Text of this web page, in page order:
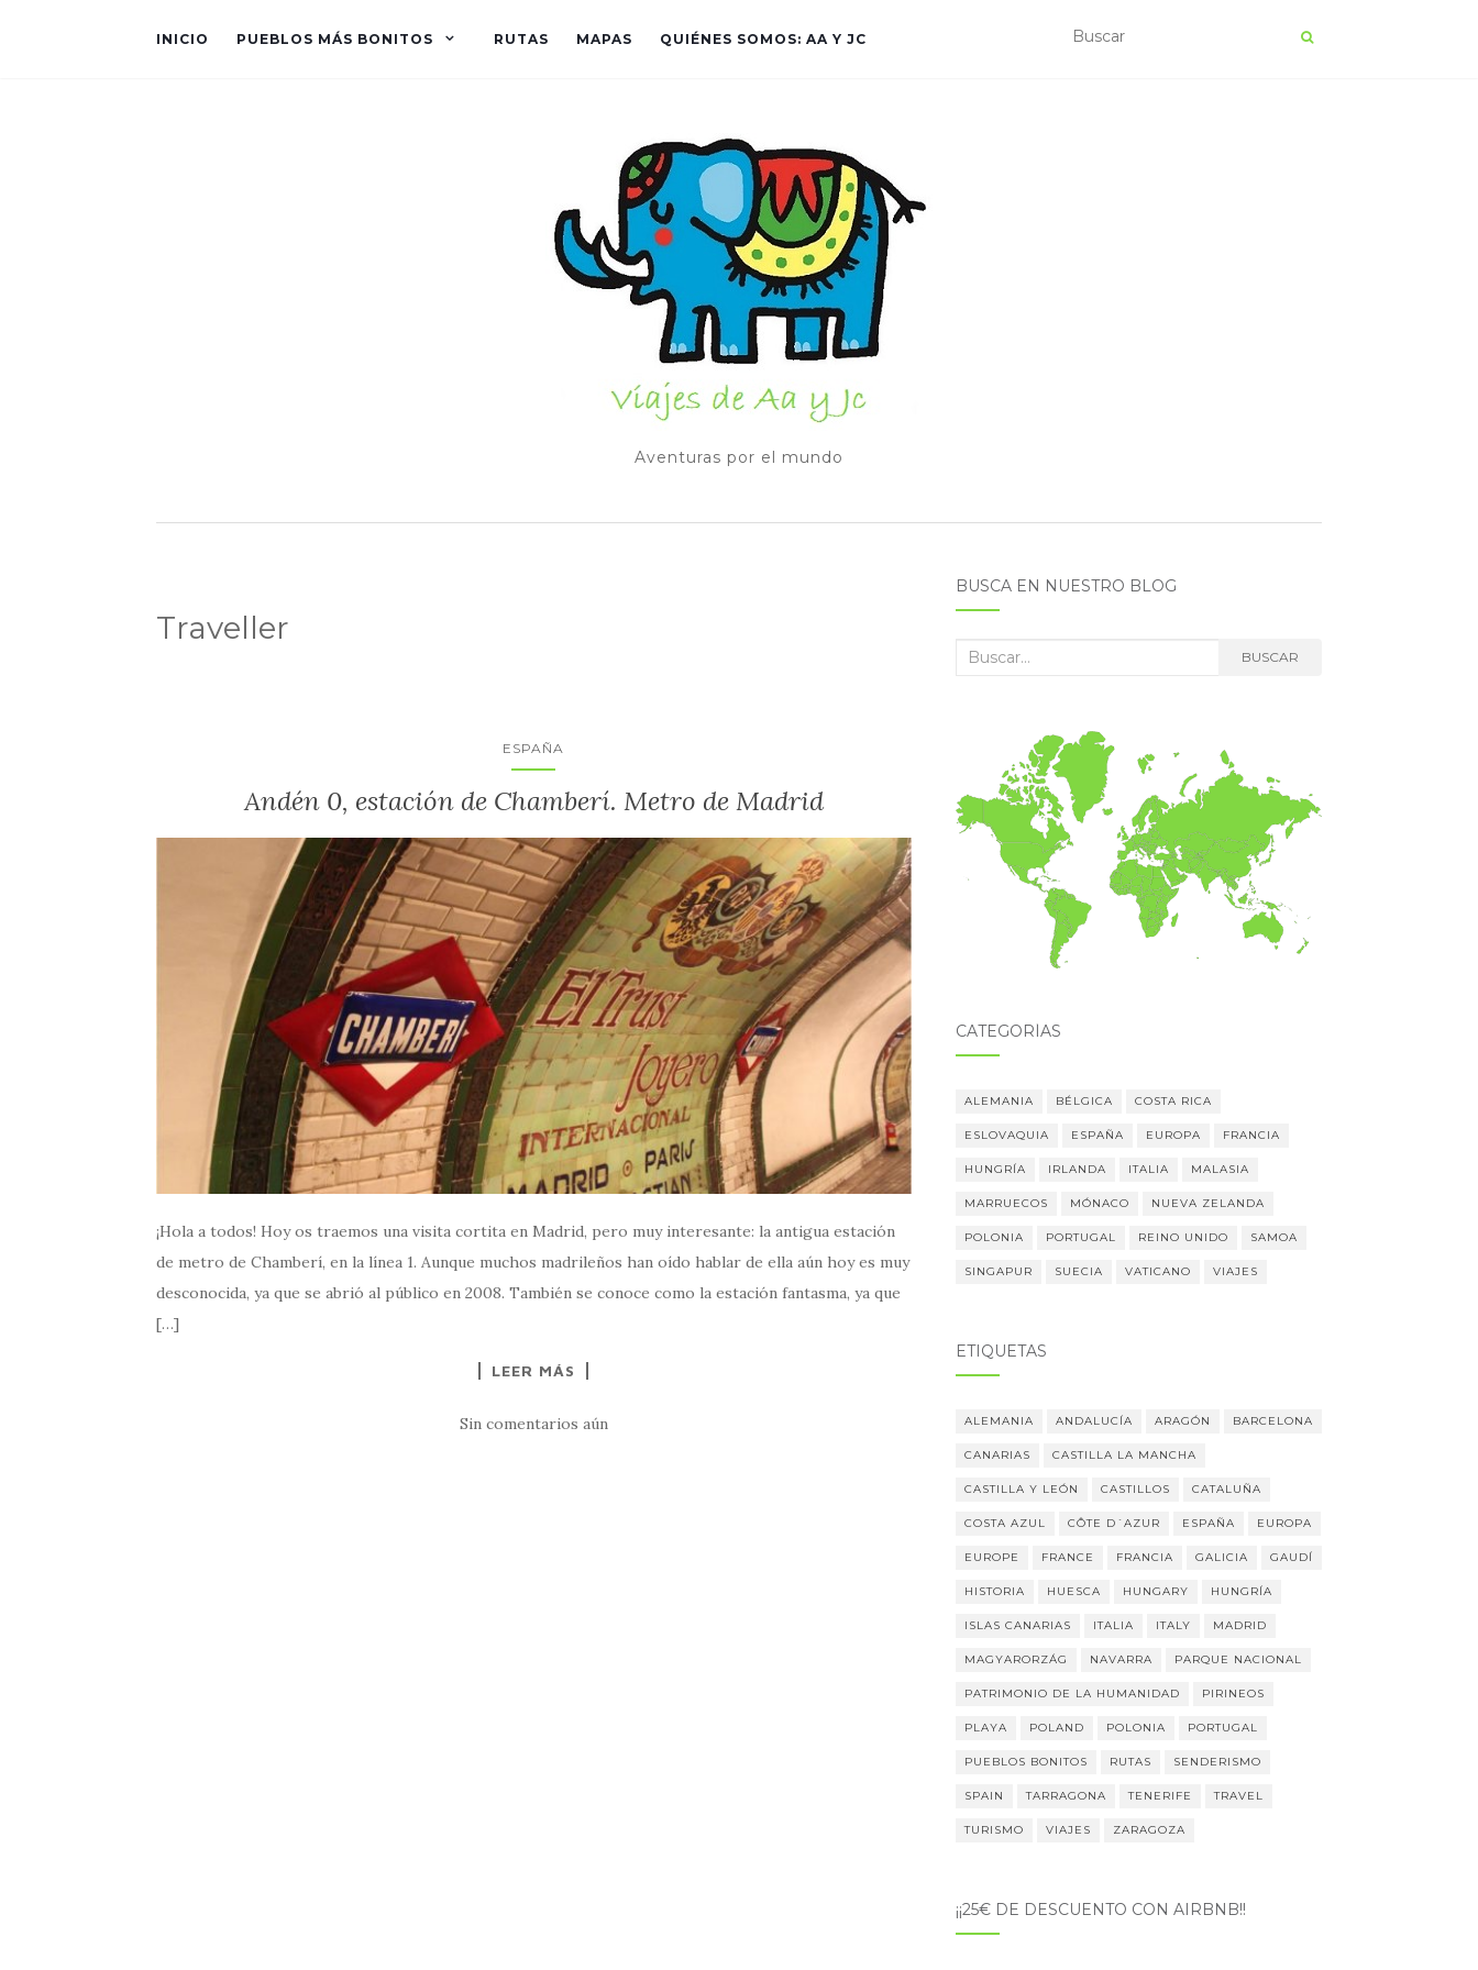
INICIO PUEBLOS MÁS BONITOS RUTAS MAPAS QUIÉNES SOMOS: AA Y JC
Aventuras por el mundo
Traveller
ESPAÑA
Andén 0, estación de Chamberí. Metro de Madrid
¡Hola a todos! Hoy os traemos una visita cortita en Madrid, pero muy interesante: la antigua estación
de metro de Chamberí, en la línea 1. Aunque muchos madrileños han oído hablar de ella aún hoy es muy
desconocida, ya que se abrió al público en 2008. También se conoce como la estación fantasma, ya que
[…]
LEER MÁS
Sin comentarios aún
BUSCA EN NUESTRO BLOG
Buscar: BUSCAR
CATEGORÍAS
ALEMANIA BÉLGICA COSTA RICA
ESLOVAQUIA ESPAÑA EUROPA FRANCIA
HUNGRÍA IRLANDA ITALIA MALASIA
MARRUECOS MÓNACO NUEVA ZELANDA
POLONIA PORTUGAL REINO UNIDO SAMOA
SINGAPUR SUECIA VATICANO VIAJES
ETIQUETAS
ALEMANIA ANDALUCÍA ARAGÓN BARCELONA
CANARIAS CASTILLA LA MANCHA
CASTILLA Y LEÓN CASTILLOS CATALUÑA
COSTA AZUL CÔTE D´AZUR ESPAÑA EUROPA
EUROPE FRANCE FRANCIA GALICIA GAUDÍ
HISTORIA HUESCA HUNGARY HUNGRÍA
ISLAS CANARIAS ITALIA ITALY MADRID
MAGYARORZÁG NAVARRA PARQUE NACIONAL
PATRIMONIO DE LA HUMANIDAD PIRINEOS
PLAYA POLAND POLONIA PORTUGAL
PUEBLOS BONITOS RUTAS SENDERISMO
SPAIN TARRAGONA TENERIFE TRAVEL
TURISMO VIAJES ZARAGOZA
¡¡25€ DE DESCUENTO CON AIRBNB!!